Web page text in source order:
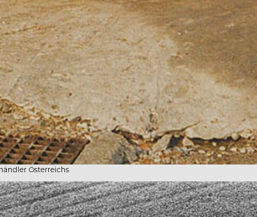
Österreichs